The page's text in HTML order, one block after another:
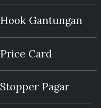
Hook Gantungan
Price Card
Stopper Pagar